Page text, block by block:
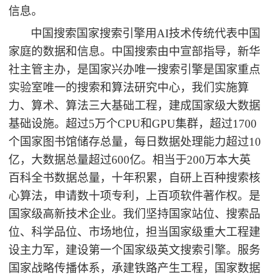
信息。
中国搜索国家搜索引擎用AI技术传统代表中国
家庭的数据和信息。中国搜索由中宣部指导，新华
社主管主办，是国家兴办唯一搜索引擎是国家重点
实验室唯一的搜索和算法研究中心，我们实施算
力、算术、算法三大基础工程，建成国家级大数据
基础设施。超过5万个CPU和GPU集群，超过1700
个国家图书馆储存总量，每日数据处理能力超过10
亿，大数据总量超过600亿。相当于200万本大英
百科全书数据总量，十年积累，自研上百种搜索核
心算法，申请数十项专利，上百项软件著作权。是
国家级高新技术企业。我们坚持国家站位、搜索品
位、科学品位、市场地位，担当国家级重大工程建
设主力军，建设第一个国家级英文搜索引擎。服务
国家战略传播体系，承建铁路产生工程，国家数据